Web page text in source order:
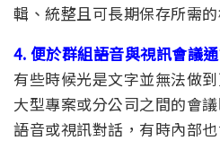
輯、統整且可長期保存所需的
4. 便於群組語音與視訊會議
有些時候光是文字並無法做
大型專案或分公司之間的會
語音或視訊對話，有時內部